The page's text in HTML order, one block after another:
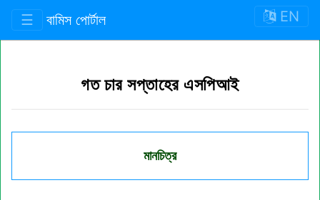
☰ বামিস পোর্টাল EN
গত চার সপ্তাহের এসপিআই
মানচিত্র